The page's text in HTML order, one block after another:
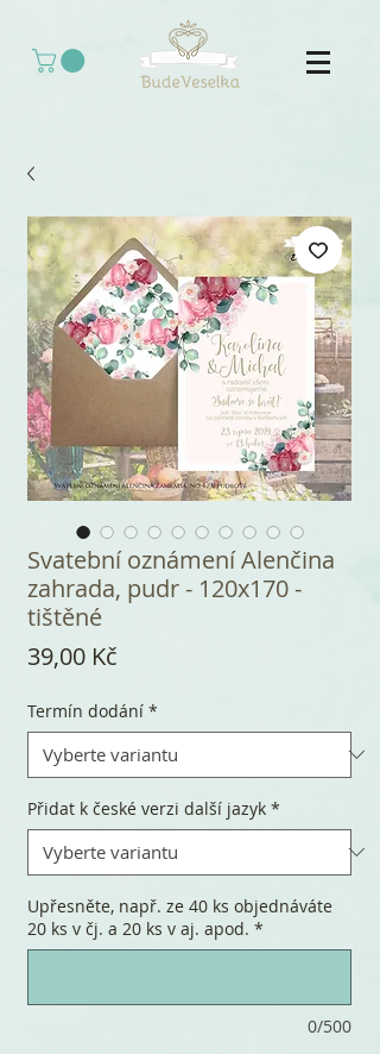
Svatební oznámení Alenčina
zahrada, pudr - 120x170 -
tištěné
39,00 Kč
Termín dodání *
Přidat k české verzi další jazyk *
Upřesněte, např. ze 40 ks objednáváte
20 ks v čj. a 20 ks v aj. apod. *
0/500